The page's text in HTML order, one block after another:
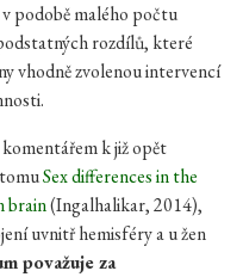
podobě malého počtu
rozdílů, které
vhodně zvolenou intervencí
k již opět
Sex differences in the
brain(Ingalhalikar, 2014),
uvnitř hemisféry a u žen
považuje za